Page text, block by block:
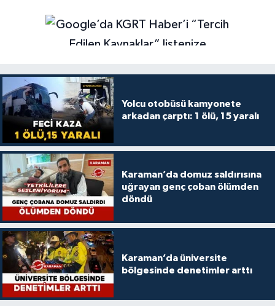
Yolcu otobüsü kamyonete
arkadan çarptı: 1 ölü, 15 yaralı
Karaman’da domuz saldırısına
uğrayan genç çoban ölümden
döndü
Karaman’da üniversite
bölgesinde denetimler arttı